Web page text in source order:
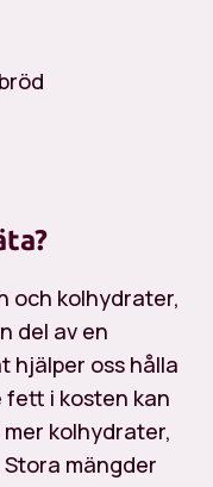
och kolhydrater,
del av en
hjälper oss hålla
i kosten kan
kolhydrater,
mängder